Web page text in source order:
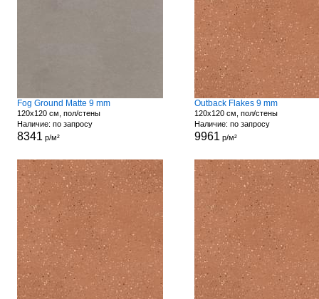
Fog Ground Matte 9 mm
120x120 см, пол/стены
Наличие: по запросу
8341 р/м²
Outback Flakes 9 mm
120x120 см, пол/стены
Наличие: по запросу
9961 р/м²